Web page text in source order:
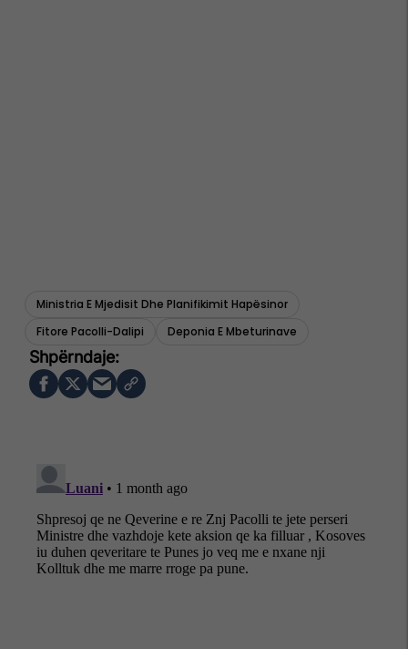
Ministria E Mjedisit Dhe Planifikimit Hapësinor
Fitore Pacolli-Dalipi
Deponia E Mbeturinave